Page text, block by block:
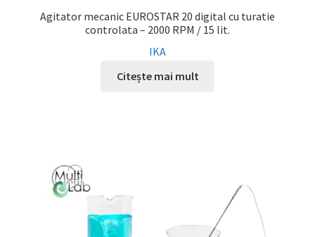
Agitator mecanic EUROSTAR 20 digital cu turatie
controlata – 2000 RPM / 15 lit.
IKA
Citește mai mult